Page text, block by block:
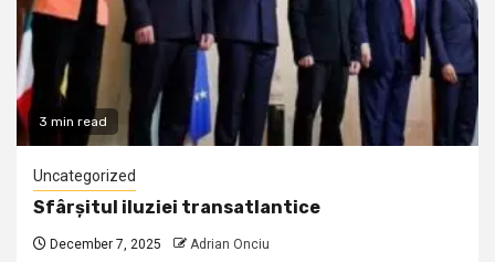
3 min read
Uncategorized
Sfârșitul iluziei transatlantice
December 7, 2025 Adrian Onciu